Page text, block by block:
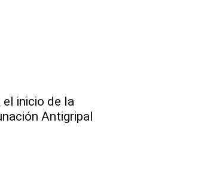
inicio de la
Antigripal